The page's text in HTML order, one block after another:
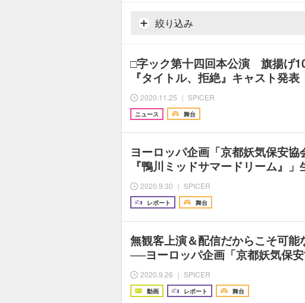
絞り込み
□字ック第十四回本公演 旗揚げ
『タイトル、拒絶』キャスト発
2020.11.25 ｜ SPICER
ニュース 舞台
ヨーロッパ企画「京都妖気保安協
『鴨川ミッドサマードリーム』
2020.9.30 ｜ SPICER
レポート 舞台
無観客上演＆配信だからこそ可能
──ヨーロッパ企画「京都妖気保
2020.9.26 ｜ SPICER
動画 レポート 舞台